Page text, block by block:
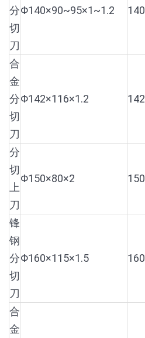
分
切
刀
Φ140×90~95×1~1.2 140
合
金
分
切
刀
Φ142×116×1.2 142
分
切
上
刀
Φ150×80×2 150
锋
钢
分
切
刀
Φ160×115×1.5 160
合
金